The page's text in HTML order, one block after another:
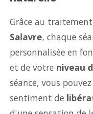
Grâce au traitement
Salavre, chaque
personnalisée en
et de votre niveau
séance, vous
sentiment de